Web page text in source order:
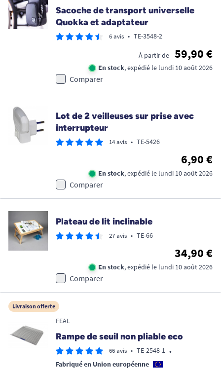
Sacoche de transport universelle
Quokka et adaptateur
6 avis • TE-3548-2
À partir de 59,90 €
En stock, expédié le lundi 10 août 2026
Comparer
Lot de 2 veilleuses sur prise avec
interrupteur
14 avis • TE-5426
6,90 €
En stock, expédié le lundi 10 août 2026
Comparer
Plateau de lit inclinable
27 avis • TE-66
34,90 €
En stock, expédié le lundi 10 août 2026
Comparer
Livraison offerte
FEAL
Rampe de seuil non pliable eco
66 avis • TE-2548-1 •
Fabriqué en Union européenne